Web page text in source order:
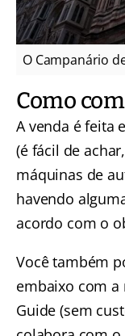
O Campanário
Como
A venda é feita
(é fácil de
máquinas de
havendo
acordo com o
Você também
embaixo com a
Guide (sem